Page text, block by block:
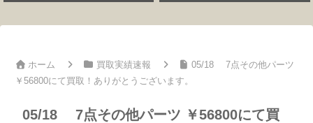
ホーム 買取実績速報
05/18 7点その他パーツ
￥56800にて買取！ありがとうございます。
05/18 7点その他パーツ ￥56800にて買